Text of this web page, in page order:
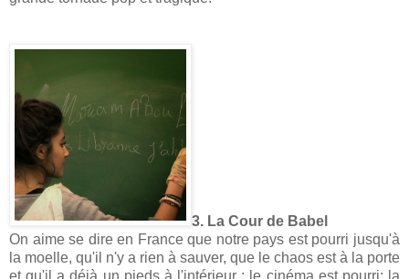
3. La Cour de Babel
On aime se dire en France que notre pays est pourri jusqu'à
la moelle, qu'il n'y a rien à sauver, que le chaos est à la porte
et qu'il a déjà un pieds à l'intérieur : le cinéma est pourri; la